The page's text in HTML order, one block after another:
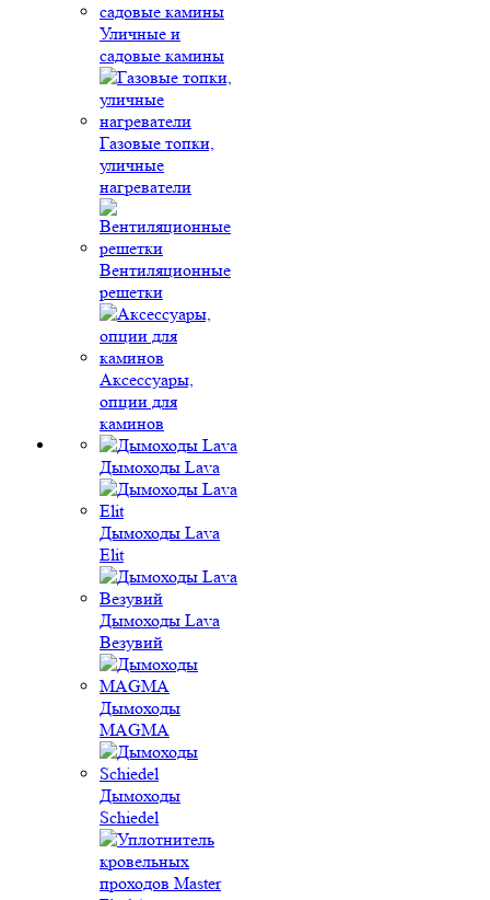
Уличные и
садовые камины
Газовые топки,
уличные
нагреватели
Вентиляционные
решетки
Аксессуары,
опции для
каминов
Дымоходы Lava
Дымоходы Lava
Elit
Дымоходы Lava
Везувий
Дымоходы
MAGMA
Дымоходы
Schiedel